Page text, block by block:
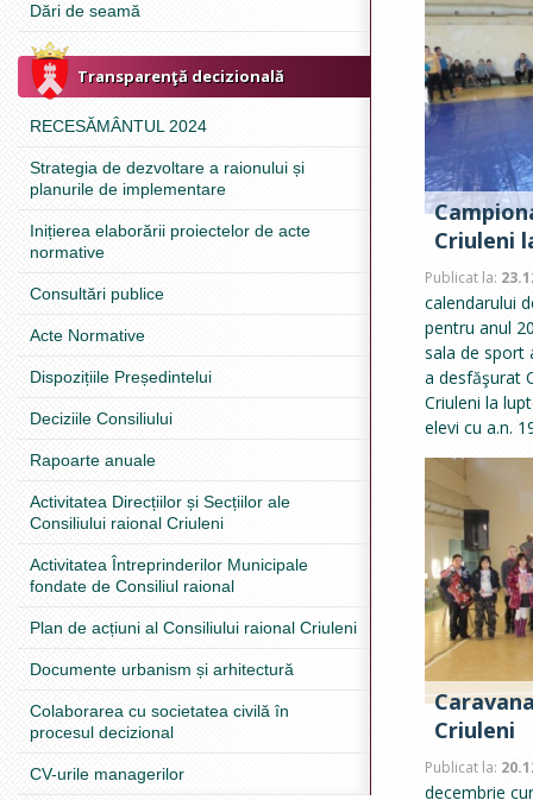
Dări de seamă
Transparenţă decizională
RECESĂMÂNTUL 2024
Strategia de dezvoltare a raionului și
planurile de implementare
Inițierea elaborării proiectelor de acte
normative
Consultări publice
Acte Normative
Dispozițiile Președintelui
Deciziile Consiliului
Rapoarte anuale
Activitatea Direcțiilor și Secțiilor ale
Consiliului raional Criuleni
Activitatea Întreprinderilor Municipale
fondate de Consiliul raional
Plan de acțiuni al Consiliului raional Criuleni
Documente urbanism și arhitectură
Colaborarea cu societatea civilă în
procesul decizional
CV-urile managerilor
Criuleni
Publicat la:
calendarului
pentru anul
sala de sport
a desfăşurat
Criuleni la
elevi cu a.n.
Criuleni
Publicat la:
decembrie